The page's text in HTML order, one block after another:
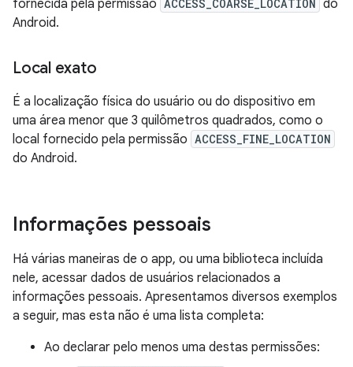
fornecida pela permissão ACCESS_COARSE_LOCATION
do
Android.
Local exato
É a localização física do usuário ou do dispositivo em
uma área menor que 3 quilômetros quadrados, como o
local fornecido pela permissão ACCESS_FINE_LOCATION
do Android.
Informações pessoais
Há várias maneiras de o app, ou uma biblioteca incluída
nele, acessar dados de usuários relacionados a
informações pessoais. Apresentamos diversos exemplos
a seguir, mas esta não é uma lista completa:
Ao declarar pelo menos uma destas permissões: